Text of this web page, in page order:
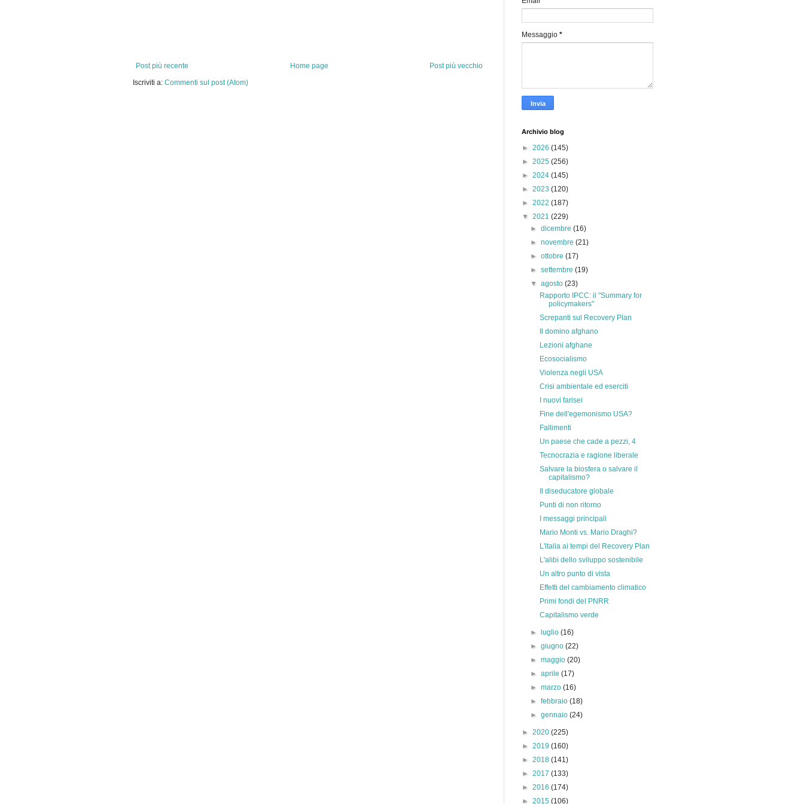
Post più recente Post più vecchio
Home page
Iscriviti a: Commenti sul post (Atom)
Messaggio *
Archivio blog
► 2026 (145)
► 2025 (256)
► 2024 (145)
► 2023 (120)
► 2022 (187)
▼ 2021 (229)
►dicembre(16)
►novembre(21)
►ottobre(17)
►settembre(19)
▼agosto(23)
Rapporto IPCC: il "Summary for
policymakers"
Screpanti sul Recovery Plan
Il domino afghano
Lezioni afghane
Ecosocialismo
Violenza negli USA
Crisi ambientale ed eserciti
I nuovi farisei
Fine dell'egemonismo USA?
Fallimenti
Un paese che cade a pezzi, 4
Tecnocrazia e ragione liberale
Salvare la biosfera o salvare il
capitalismo?
Il diseducatore globale
Punti di non ritorno
I messaggi principali
Mario Monti vs. Mario Draghi?
L'italia ai tempi del Recovery Plan
L'alibi dello sviluppo sostenibile
Un altro punto di vista
Effetti del cambiamento climatico
Primi fondi del PNRR
Capitalismo verde
► luglio(16)
►giugno(22)
►maggio(20)
►aprile(17)
►marzo(16)
►febbraio(18)
►gennaio(24)
► 2020 (225)
► 2019 (160)
► 2018 (141)
► 2017 (133)
► 2016 (174)
► 2015 (106)